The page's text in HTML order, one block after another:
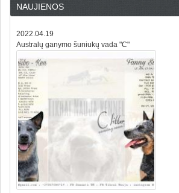
NAUJIENOS
2022.04.19
Australų ganymo šuniukų vada "C"